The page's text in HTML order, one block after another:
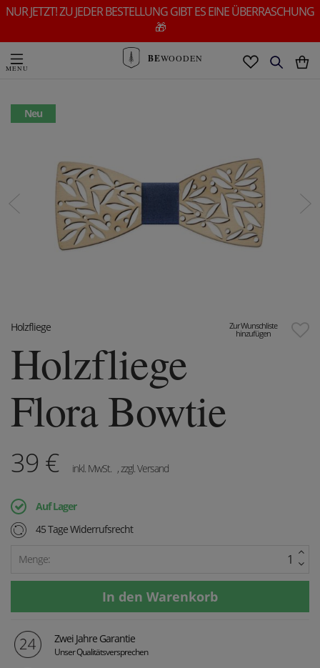
NUR JETZT! ZU JEDER BESTELLUNG GIBT ES EINE ÜBERRASCHUNG
🎁
BEWOODEN
Neu
Zur Wunschliste
hinzufügen
Holzfliege
Holzfliege
Flora Bowtie
39 € inkl. MwSt. , zzgl. Versand
Auf Lager
45 Tage Widerrufsrecht
Menge:
Zwei Jahre Garantie
Unser Qualitätsversprechen